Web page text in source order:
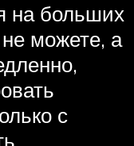
на больших
можете, а
с